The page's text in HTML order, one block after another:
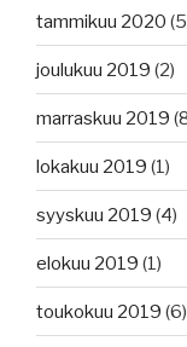
tammikuu 2020
joulukuu 2019 (2)
marraskuu 2019
lokakuu 2019 (1)
syyskuu 2019 (4)
elokuu 2019 (1)
toukokuu 2019 (6)